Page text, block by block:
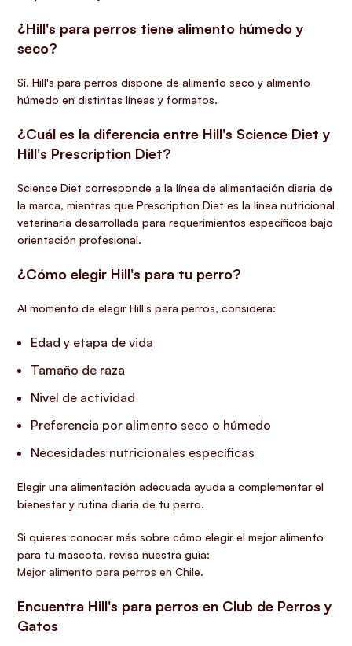
¿Hill's para perros tiene alimento húmedo y
seco?
Sí. Hill's para perros dispone de alimento seco y alimento
húmedo en distintas líneas y formatos.
¿Cuál es la diferencia entre Hill's Science Diet y
Hill's Prescription Diet?
Science Diet corresponde a la línea de alimentación diaria de
la marca, mientras que Prescription Diet es la línea nutricional
veterinaria desarrollada para requerimientos específicos bajo
orientación profesional.
¿Cómo elegir Hill's para tu perro?
Al momento de elegir Hill's para perros, considera:
Edad y etapa de vida
Tamaño de raza
Nivel de actividad
Preferencia por alimento seco o húmedo
Necesidades nutricionales específicas
Elegir una alimentación adecuada ayuda a complementar el
bienestar y rutina diaria de tu perro.
Si quieres conocer más sobre cómo elegir el mejor alimento
para tu mascota, revisa nuestra guía:
Mejor alimento para perros en Chile.
Encuentra Hill's para perros en Club de Perros y
Gatos